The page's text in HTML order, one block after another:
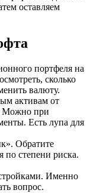
оставляем
портфеля на
сколько
валюту.
активам от
Можно при
Есть лупа для
Обратите
по степени риска.
Именно
вопрос.